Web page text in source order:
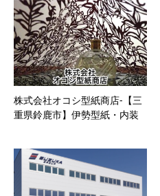
株式会社オコシ型紙商店-【三
重県鈴鹿市】伊勢型紙・内装